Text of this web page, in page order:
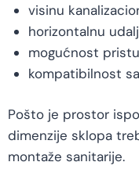
visinu
horizontalnu
mogućnost
kompatibilnost
Pošto je prostor
dimenzije sklopa
montaže sanitarije.